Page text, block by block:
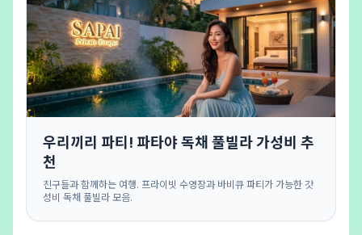
우리끼리 파티! 파타야 독채 풀빌라 가성비 추
천
친구들과 함께하는 여행. 프라이빗 수영장과 바비큐 파티가 가능한 갓
성비 독채 풀빌라 모음.